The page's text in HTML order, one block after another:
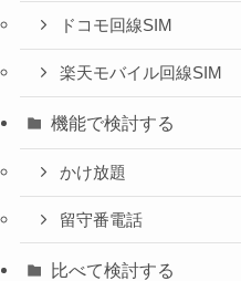
ドコモ回線SIM
楽天モバイル回線SIM
機能で検討する
かけ放題
留守番電話
比べて検討する